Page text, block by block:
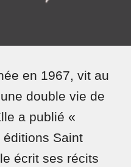
en 1967, vit au
double vie de
a publié «
Saint
écrit ses récits